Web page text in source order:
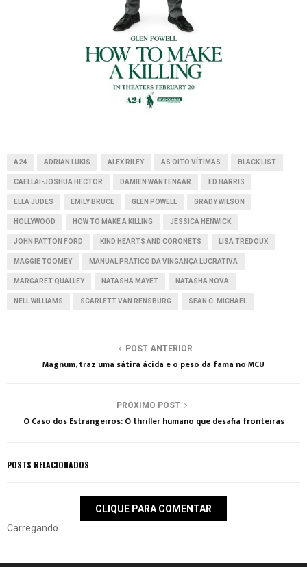
A24 ADRIAN LUKIS ALEX RILEY AS OITO VÍTIMAS BLACK LIST
CAELLAI-JOSHUA HECTOR DAMIEN WANTENAAR ED HARRIS
ELLA JUDES EMILY BRUCE GLEN POWELL GRADY WILSON
HOLLYWOOD HOW TO MAKE A KILLING JESSICA HENWICK
JOHN PATTON FORD KIND HEARTS AND CORONETS LISA TREDOUX
MAGGIE TOOMEY MANUAL PRÁTICO DA VINGANÇA LUCRATIVA
MARGARET QUALLEY NATASHA MAYET NATASHA NOVA
NELL WILLIAMS SCARLETT VAN RENSBURG SEAN C. MICHAEL
POST ANTERIOR
Magnum, traz uma sátira ácida e o peso da fama no MCU
PRÓXIMO POST
O Caso dos Estrangeiros: O thriller humano que desafia fronteiras
POSTS RELACIONADOS
CLIQUE PARA COMENTAR
Carregando...